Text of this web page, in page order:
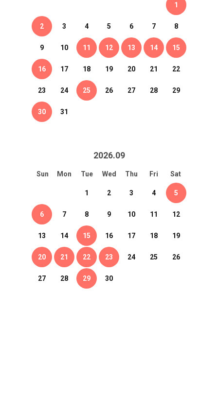
1
2 3 4 5 6 7 8
9 10 11 12 13 14 15
16 17 18 19 20 21 22
23 24 25 26 27 28 29
30 31
2026.09
Sun Mon Tue Wed Thu Fri Sat
1 2 3 4 5
6 7 8 9 10 11 12
13 14 15 16 17 18 19
20 21 22 23 24 25 26
27 28 29 30